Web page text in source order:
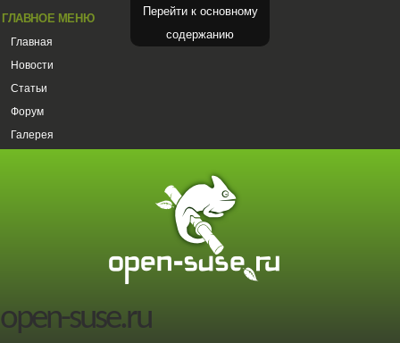
Перейти к основному
содержанию
ГЛАВНОЕ МЕНЮ
Главная
Новости
Статьи
Форум
Галерея
open-suse.ru